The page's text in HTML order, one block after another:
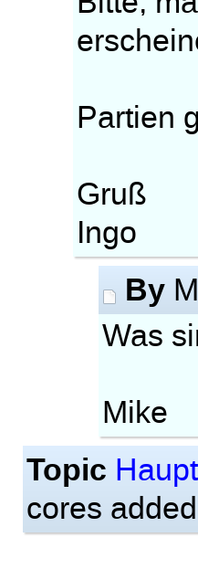
Partien
Gruß
Ingo
By
Was
Mike
Topic
cores added